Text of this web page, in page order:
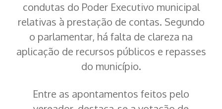
condutas do Poder Executivo municipal
relativas à prestação de contas. Segundo
o parlamentar, há falta de clareza na
aplicação de recursos públicos e repasses
do município.
Entre as apontamentos feitos pelo